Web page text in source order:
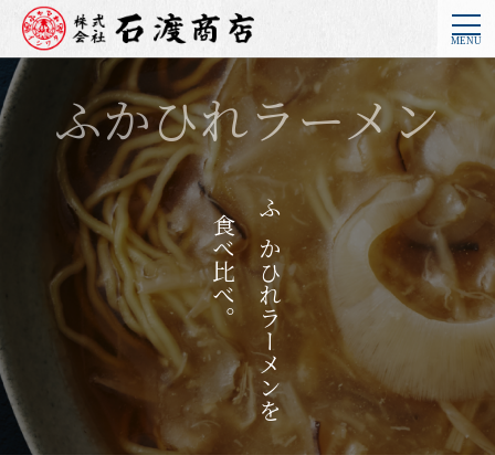
ふかひれラーメン
ふかひれラーメンを
食べ比べ。